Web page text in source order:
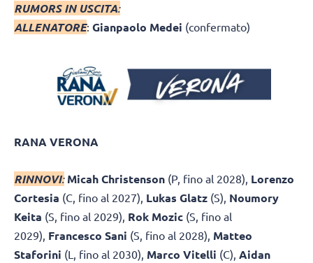
RUMORS IN USCITA:
ALLENATORE: Gianpaolo Medei (confermato)
RANA VERONA
RINNOVI: Micah Christenson (P, fino al 2028), Lorenzo
Cortesia (C, fino al 2027), Lukas Glatz (S), Noumory
Keita (S, fino al 2029), Rok Mozic (S, fino al
2029), Francesco Sani (S, fino al 2028), Matteo
Staforini (L, fino al 2030), Marco Vitelli (C), Aidan